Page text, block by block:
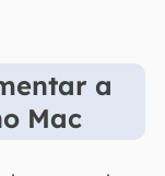
a
Mac